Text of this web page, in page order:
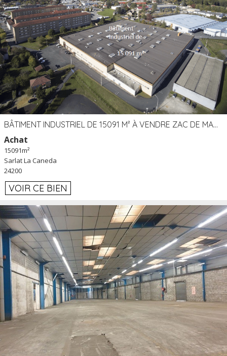
BÂTIMENT INDUSTRIEL DE 15091 M² À VENDRE ZAC DE MADRAZÈS À SARLAT (24)
Achat
15091m²
Sarlat La Caneda
24200
VOIR CE BIEN